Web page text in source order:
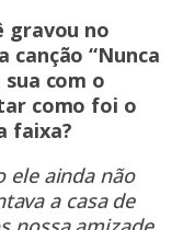
gravou no
canção “Nunca
com o
como foi o
faixa?
ele ainda não
a casa de